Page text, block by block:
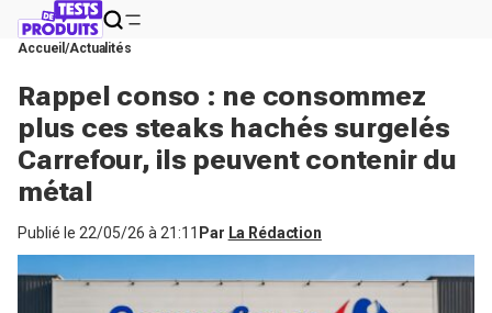
Accueil Actualités
Rappel conso : ne consommez
plus ces steaks hachés surgelés
Carrefour, ils peuvent contenir du
métal
Publié le 22/05/26 à 21:11 Par La Rédaction